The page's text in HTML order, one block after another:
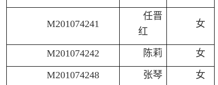
M201074241
任晋
红
女
M201074242 陈莉 女
M201074248 张琴 女